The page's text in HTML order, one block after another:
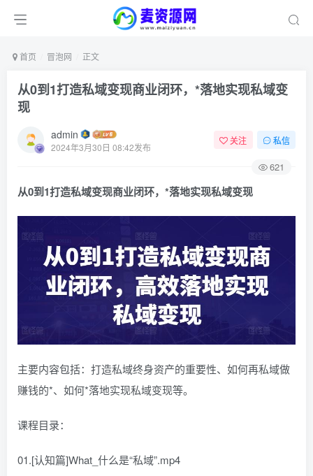
首页 冒泡网 正文
从0到1打造私域变现商业闭环，*落地实现私域变
现
admin
2024年3月30日 08:42发布
关注 私信
621
从0到1打造私域变现商业闭环，*落地实现私域变现
主要内容包括：打造私域终身资产的重要性、如何再私域做
赚钱的*、如何*落地实现私域变现等。
课程目录：
01.[认知篇]What_什么是“私域”.mp4